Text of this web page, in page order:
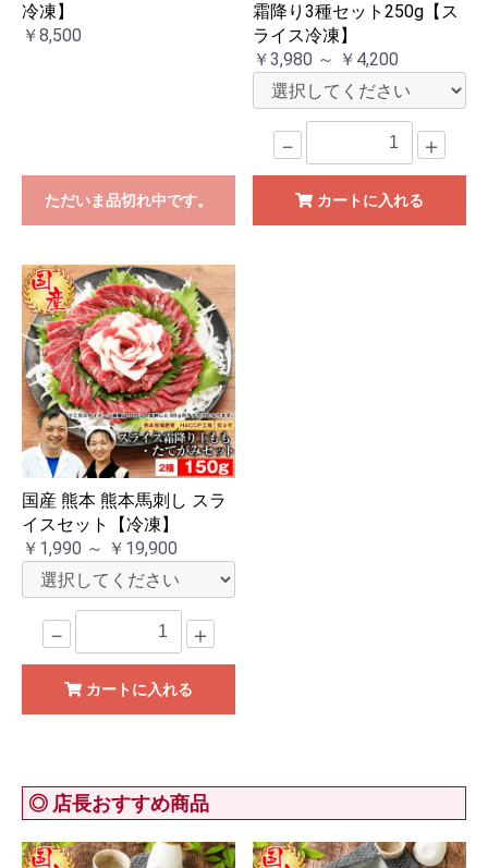
冷凍】
￥8,500
ただいま品切れ中です。
霜降り3種セット250g【ス
ライス冷凍】
￥3,980 ～ ￥4,200
－ ＋
カートに入れる
国産 熊本 熊本馬刺し スラ
イスセット【冷凍】
￥1,990 ～ ￥19,900
－ ＋
カートに入れる
◎ 店長おすすめ商品